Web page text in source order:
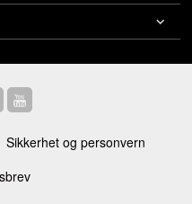
Sikkerhet og personvern